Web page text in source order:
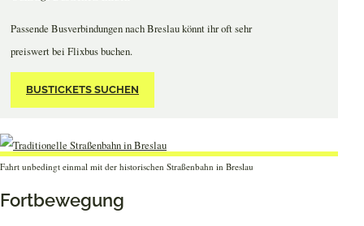
Passende Busverbindungen nach Breslau könnt ihr oft sehr
preiswert bei Flixbus buchen.
BUSTICKETS SUCHEN
Fahrt unbedingt einmal mit der historischen Straßenbahn in Breslau
Fortbewegung